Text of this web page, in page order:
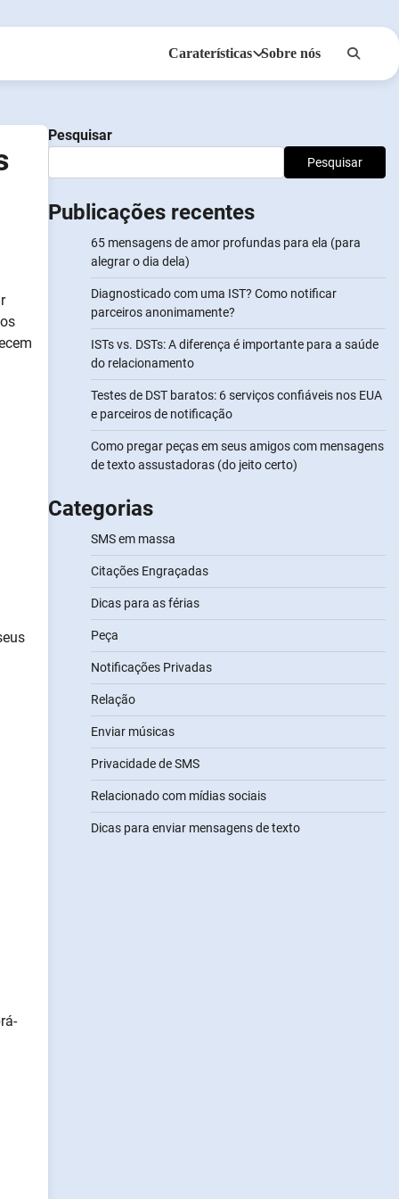
Caraterísticas Sobre nós
Pesquisar
Pesquisar
Publicações recentes
65 mensagens de amor profundas para ela (para
alegrar o dia dela)
Diagnosticado com uma IST? Como notificar
parceiros anonimamente?
ISTs vs. DSTs: A diferença é importante para a saúde
do relacionamento
Testes de DST baratos: 6 serviços confiáveis nos EUA
e parceiros de notificação
Como pregar peças em seus amigos com mensagens
de texto assustadoras (do jeito certo)
Categorias
SMS em massa
Citações Engraçadas
Dicas para as férias
Peça
Notificações Privadas
Relação
Enviar músicas
Privacidade de SMS
Relacionado com mídias sociais
Dicas para enviar mensagens de texto